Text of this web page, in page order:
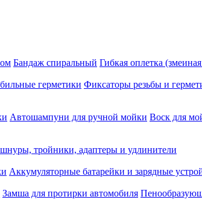
Бандаж спиральный Гибкая оплетка
герметики Фиксаторы резьбы и
Автошампуни для ручной мойки Воск для
тройники, адаптеры и удлинители
Аккумуляторные батарейки и зарядные
Замша для протирки автомобиля